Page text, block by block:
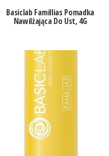
Basiclab Famillias Pomadka
Nawilżająca Do Ust, 4G